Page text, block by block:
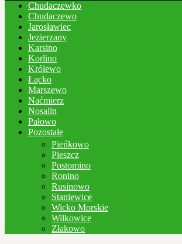
Chudaczewko
Chudaczewo
Jarosławiec
Jezierzany
Karsino
Korlino
Królewo
Łącko
Marszewo
Naćmierz
Nosalin
Pałowo
Pozostałe
Pieńkowo
Pieszcz
Postomino
Ronino
Rusinowo
Staniewice
Wicko Morskie
Wilkowice
Złakowo